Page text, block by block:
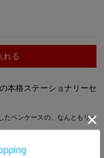
れる
本格ステーショナリーセ
たペンケースの、なんともリッ
スはブラックベースにゴール